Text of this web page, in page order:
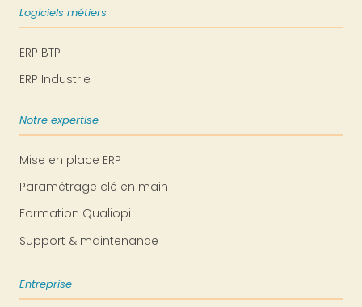
Logiciels métiers
ERP BTP
ERP Industrie
Notre expertise
Mise en place ERP
Paramétrage clé en main
Formation Qualiopi
Support & maintenance
Entreprise